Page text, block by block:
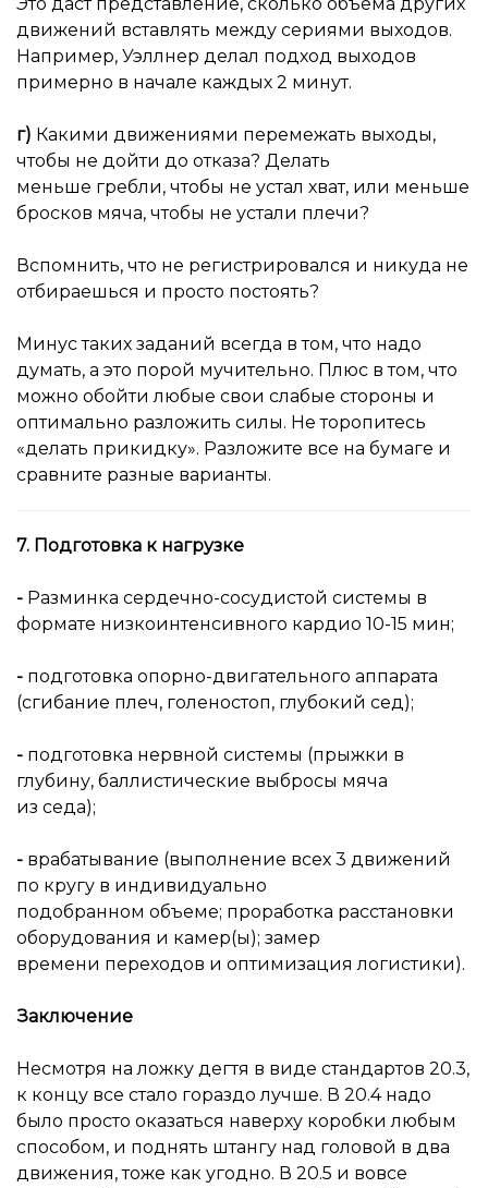
движений вставлять между сериями выходов.
Например, Уэллнер делал подход выходов
примерно в начале каждых 2 минут.
г) Какими движениями перемежать выходы,
чтобы не дойти до отказа? Делать
меньше гребли, чтобы не устал хват, или меньше
бросков мяча, чтобы не устали плечи?
Вспомнить, что не регистрировался и никуда не
отбираешься и просто постоять?
Минус таких заданий всегда в том, что надо
думать, а это порой мучительно. Плюс в том, что
можно обойти любые свои слабые стороны и
оптимально разложить силы. Не торопитесь
«делать прикидку». Разложите все на бумаге и
сравните разные варианты.
7. Подготовка к нагрузке
- Разминка сердечно-сосудистой системы в
формате низкоинтенсивного кардио 10-15 мин;
- подготовка опорно-двигательного аппарата
(сгибание плеч, голеностоп, глубокий сед);
- подготовка нервной системы (прыжки в
глубину, баллистические выбросы мяча
из седа);
- врабатывание (выполнение всех 3 движений
по кругу в индивидуально
подобранном объеме; проработка расстановки
оборудования и камер(ы); замер
времени переходов и оптимизация логистики).
Заключение
Несмотря на ложку дегтя в виде стандартов 20.3,
к концу все стало гораздо лучше. В 20.4 надо
было просто оказаться наверху коробки любым
способом, и поднять штангу над головой в два
движения, тоже как угодно. В 20.5 и вовсе